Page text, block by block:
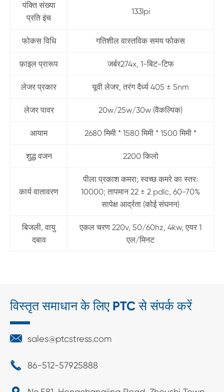
पंक्ति संख्या
प्रति इंच
133lpi
फोकस विधि गतिशील वास्तविक समय फोकस
फ़ाइल प्रारूप जर्बर274x, 1-बिट-टिफ
लेजर प्रकार यूवी लेजर, तरंग दैर्ध्य 405 ± 5nm
लेजर पावर 20w/25w/30w (वैकल्पिक)
आयाम 2680 मिमी * 1580 मिमी * 1500 मिमी *
शुद्ध वजन 2200 किलो
कार्य वातावरण
पीला प्रकाश कमरा; स्वच्छ कमरे का स्तरः
10000; तापमान 22 ± 2 pdlc, 60-70%
सापेक्ष आर्द्रता (कोई संघनन)
बिजली, वायु
दबाव
एकल चरण 220v, 50/60hz, 4kw, एयर 1
एल/मिनट
विस्तृत समाधान के लिए PTC से संपर्क करें
 sales@ptcstress.com
 86-512-57925888